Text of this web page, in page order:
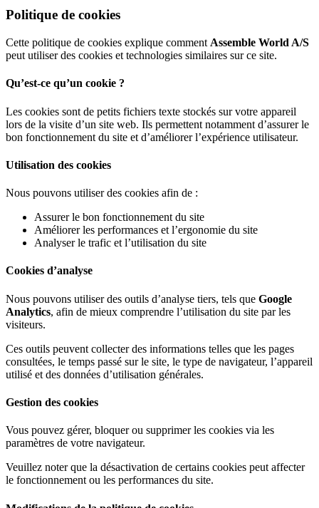
Politique de cookies
Cette politique de cookies explique comment Assemble World A/S
peut utiliser des cookies et technologies similaires sur ce site.
Qu’est-ce qu’un cookie ?
Les cookies sont de petits fichiers texte stockés sur votre appareil
lors de la visite d’un site web. Ils permettent notamment d’assurer le
bon fonctionnement du site et d’améliorer l’expérience utilisateur.
Utilisation des cookies
Nous pouvons utiliser des cookies afin de :
Assurer le bon fonctionnement du site
Améliorer les performances et l’ergonomie du site
Analyser le trafic et l’utilisation du site
Cookies d’analyse
Nous pouvons utiliser des outils d’analyse tiers, tels que Google
Analytics, afin de mieux comprendre l’utilisation du site par les
visiteurs.
Ces outils peuvent collecter des informations telles que les pages
consultées, le temps passé sur le site, le type de navigateur, l’appareil
utilisé et des données d’utilisation générales.
Gestion des cookies
Vous pouvez gérer, bloquer ou supprimer les cookies via les
paramètres de votre navigateur.
Veuillez noter que la désactivation de certains cookies peut affecter
le fonctionnement ou les performances du site.